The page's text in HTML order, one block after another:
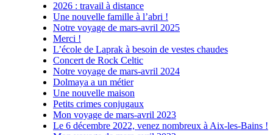
2026 : travail à distance
Une nouvelle famille à l’abri !
Notre voyage de mars-avril 2025
Merci !
L’école de Laprak à besoin de vestes chaudes
Concert de Rock Celtic
Notre voyage de mars-avril 2024
Dolmaya a un métier
Une nouvelle maison
Petits crimes conjugaux
Mon voyage de mars-avril 2023
Le 6 décembre 2022, venez nombreux à Aix-les-Bains !